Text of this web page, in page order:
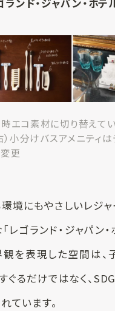
時エコ素材に切り替えて
）小分けバスアメニティは
更
境にもやさしいレジ
レゴランド・ジャパン・
を表現した空間は、
ぐるだけではなく、
ています。